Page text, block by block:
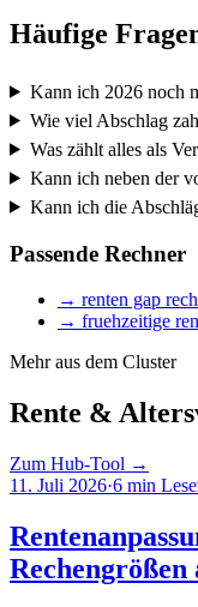
Häufige
Kann ich 2026 noch
Wie viel Abschlag
Was zählt alles als
Kann ich neben der
Kann ich die
Passende Rechner
→ renten gap
→ fruehzeitige
Mehr aus dem Cluster
Rente &
Zum Hub-Tool →
11. Juli 2026·6 min